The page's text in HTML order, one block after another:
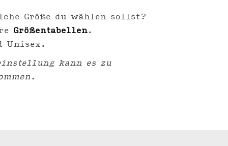
Größe du wählen sollst?
Größentabellen.
Unisex.
kann es zu